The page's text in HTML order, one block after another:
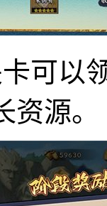
可以
源。